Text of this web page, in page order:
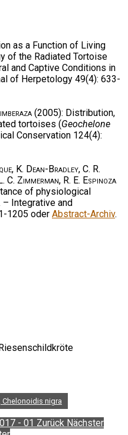
as a Function of Living
of the Radiated Tortoise
and Captive Conditions in
of Herpetology 49(4): 633-
(2005): Distribution,
tortoises (Geochelone
Conservation 124(4):
K. Dean-Bradley, C. R.
Zimmerman, R. E. Espinoza
of physiological
Integrative and
1205 oder Abstract-Archiv.
nigra
- 01 Zurück Nächster